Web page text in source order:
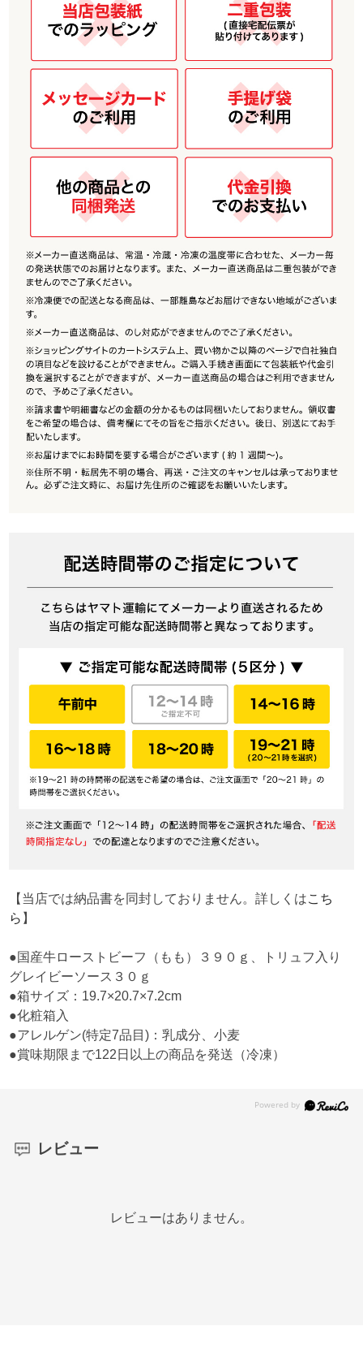
【当店では納品書を同封しておりません。詳しくはこち
ら 】
●国産牛ローストビーフ（もも）３９０ｇ、トリュフ入り
グレイビーソース３０ｇ
●箱サイズ：19.7×20.7×7.2cm
●化粧箱入
●アレルゲン(特定7品目)：乳成分、小麦
●賞味期限まで122日以上の商品を発送（冷凍）
レビュー
レビューはありません。